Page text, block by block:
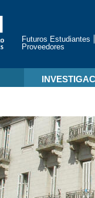
Futuros Estudiantes
Proveedores